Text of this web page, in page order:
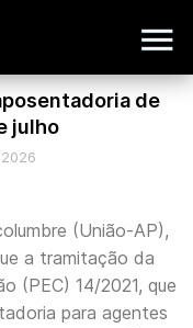
de
julho
(União-AP),
a tramitação da
(PEC) 14/2021, que
para agentes